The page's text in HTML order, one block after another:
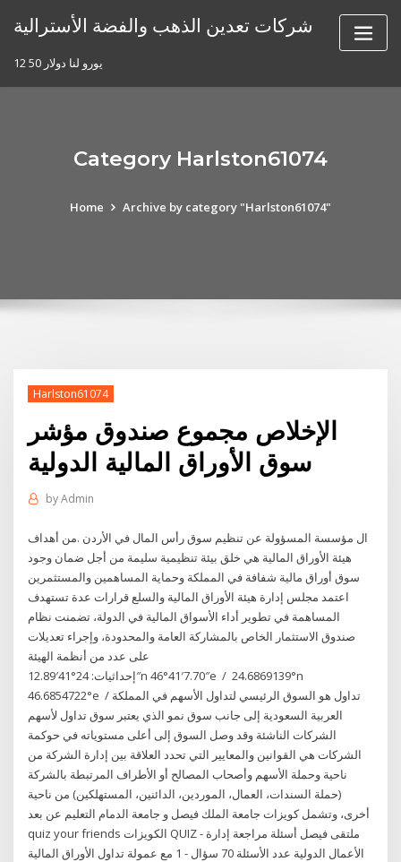
شركات تعدين الذهب والفضة الأسترالية
12 50 يورو لنا دولار
Category Harlston61074
Home Archive by category "Harlston61074"
Harlston61074
الإخلاص مجموع صندوق مؤشر
سوق الأوراق المالية الدولية
byAdmin
ال مؤسسة المسؤولة عن تنظيم سوق رأس المال في الأردن .من أهداف
هيئة الأوراق المالية هي خلق بيئة تنظيمية سليمة من أجل ضمان وجود
سوق أوراق مالية شفافة في المملكة وحماية المساهمين والمستثمرين
اعتمد مجلس إدارة هيئة الأوراق المالية والسلع قرارات عدة تستهدف
المساهمة في تطوير أداء الأسواق المالية في الدولة، تضمنت نظام
صندوق الاستثمار الخاص بالمشاركة العامة والمحدودة، وإجراء تعديلات
على عدد من أنظمة الهيئة
إحداثيات: 24°41′12.89″n 46°41′7.70″e / 24.6869139°n
46.6854722°e / تداول هو السوق الرئيسي لتداول الأسهم في المملكة
العربية السعودية إلى جانب سوق نمو الذي يعتبر سوق تداول لأسهم
الشركات الناشئة وقد وصل السوق إلى أعلى مستوياته في حوكمة
الشركات هي القوانين والمعايير التي تحدد العلاقة بين إدارة الشركة من
ناحية وحملة الأسهم وأصحاب المصالح أو الأطراف المرتبطة بالشركة
(حملة السندات، العمال، الموردين، الدائنين، المستهلكين) من ناحية
أخرى، وتشمل كويزات جامعة الملك فيصل و جامعة الدمام التعليم عن بعد
quiz your friends الكويزات QUIZ - ملتقى فيصل أسئلة مراجعة إدارة
الأعمال الدولية عدد الأسئلة 70 سؤال - 1 مع عمولة تداول الأوراق المالية